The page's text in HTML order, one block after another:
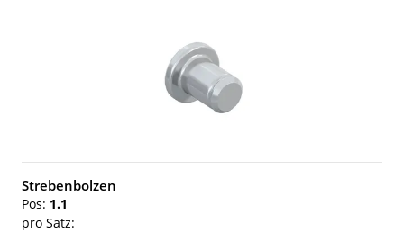
Strebenbolzen
Pos: 1.1
pro Satz: